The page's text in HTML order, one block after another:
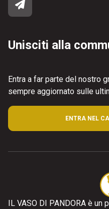
Unisciti alla
Entra a far parte del nostro
sempre aggiornato sulle
ENTRA NEL
IL VASO DI PANDORA è